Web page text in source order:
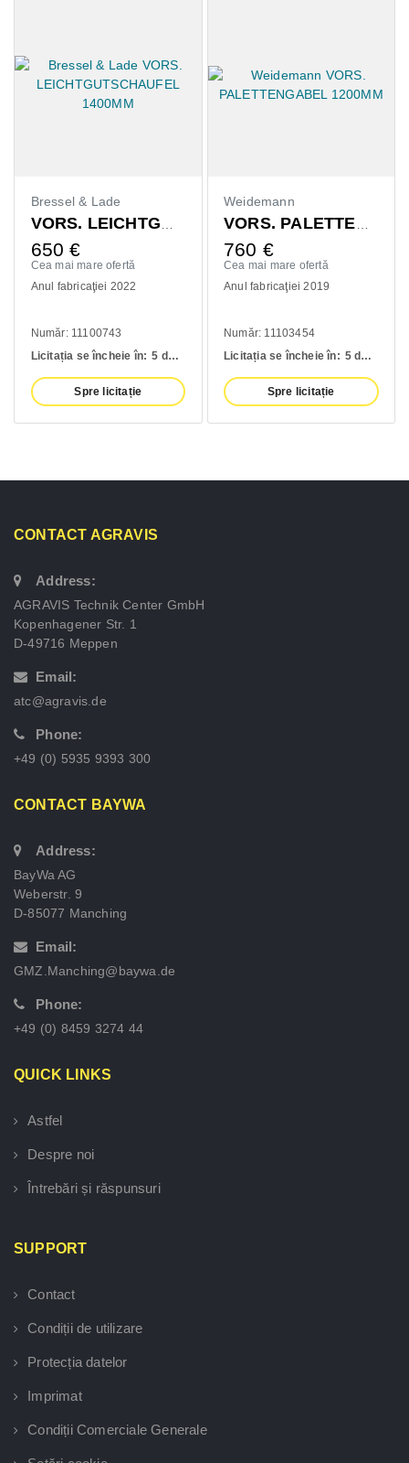
Bressel & Lade
VORS. LEICHTGUTSCHAUFEL 1400MM
650 €
Cea mai mare ofertă
Anul fabricaţiei 2022
Număr: 11100743
Licitația se încheie în: 5 days
Spre licitație
Weidemann
VORS. PALETTENGABEL 1200MM
760 €
Cea mai mare ofertă
Anul fabricaţiei 2019
Număr: 11103454
Licitația se încheie în: 5 days
Spre licitație
CONTACT AGRAVIS
Address:
AGRAVIS Technik Center GmbH
Kopenhagener Str. 1
D-49716 Meppen
Email:
atc@agravis.de
Phone:
+49 (0) 5935 9393 300
CONTACT BAYWA
Address:
BayWa AG
Weberstr. 9
D-85077 Manching
Email:
GMZ.Manching@baywa.de
Phone:
+49 (0) 8459 3274 44
QUICK LINKS
Astfel
Despre noi
Întrebări și răspunsuri
SUPPORT
Contact
Condiții de utilizare
Protecția datelor
Imprimat
Condiții Comerciale Generale